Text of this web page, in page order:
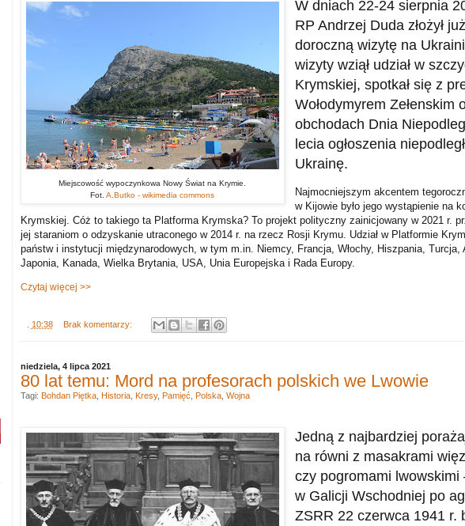
Miejscowość wypoczynkowa Nowy Świat na Krymie.
Fot. A.Butko - wikimedia commons
W dniach 22-24 sierpnia
RP Andrzej Duda złożył
doroczną wizytę na
wizyty wziął udział w
Krymskiej, spotkał się z
Wołodymyrem Zełenskim
obchodach Dnia
lecia ogłoszenia
Ukrainę.
Najmocniejszym akcentem
w Kijowie było jego wystąpienie na
Krymskiej. Cóż to takiego ta Platforma Krymska? To projekt polityczny zainicjowany w 2021 r.
jej staraniom o odzyskanie utraconego w 2014 r. na rzecz Rosji Krymu. Udział w Platformie
państw i instytucji międzynarodowych, w tym m.in. Niemcy, Francja, Włochy, Hiszpania, Turcja,
Japonia, Kanada, Wielka Brytania, USA, Unia Europejska i Rada Europy.
Czytaj więcej >>
10:38 Brak komentarzy:
niedziela, 4 lipca 2021
80 lat temu: Mord na profesorach polskich we Lwowie
Jedną z najbardziej
na równi z masakrami
czy pogromami lwowskimi
w Galicji Wschodniej po
ZSRR 22 czerwca 1941 r.
Tagi: Bohdan Piętka, Historia, Kresy, Pamięć Polska, Wojna